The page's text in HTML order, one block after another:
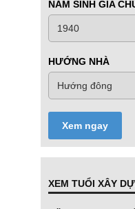
NĂM SINH GIA
HƯỚNG NHÀ
Xem ngay
XEM TUỔI XÂY